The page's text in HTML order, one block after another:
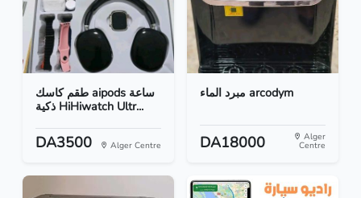
طقم كاسك aipods ساعة
ذكية HiHiwatch Ultr...
DA3500 Alger Centre
مبرد الماء arcodym
DA18000 Alger
Centre